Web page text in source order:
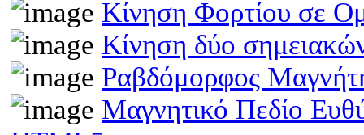
Κίνηση Φορτίου σε
Κίνηση δύο
Ραβδόμορφος
Μαγνητικό Πεδίο